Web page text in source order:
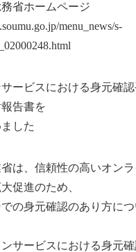
ホームページ
menu_news/s-
ービスにおける身元確
告書を
した
、信頼性の高いオンラ
促進のため、
身元確認のあり方につ
ービスにおける身元確